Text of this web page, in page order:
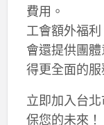
費用。
工會額外福
會還提供團
得更全面的服
立即加入台
保您的未來！